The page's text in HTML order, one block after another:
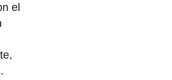
el